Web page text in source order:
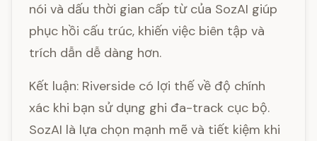
nói và dấu thời gian cấp từ của SozAI giúp
phục hồi cấu trúc, khiến việc biên tập và
trích dẫn dễ dàng hơn.
Kết luận: Riverside có lợi thế về độ chính
xác khi bạn sử dụng ghi đa-track cục bộ.
SozAI là lựa chọn mạnh mẽ và tiết kiệm khi